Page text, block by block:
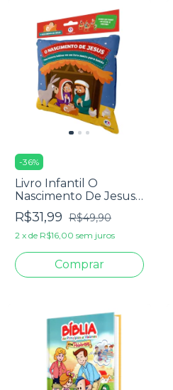
-36%
Livro Infantil O
Nascimento De Jesus -
Meu Livro Bíblico De
Pano
R$31,99 R$49,90
2 x de R$16,00 sem juros